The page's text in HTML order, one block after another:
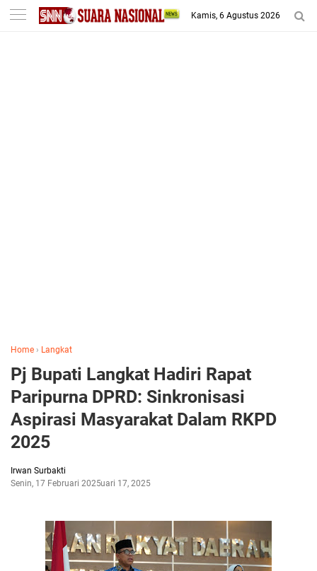
-->
Kamis, 6 Agustus 2026
Home › Langkat
Pj Bupati Langkat Hadiri Rapat
Paripurna DPRD: Sinkronisasi
Aspirasi Masyarakat Dalam RKPD
2025
Irwan Surbakti
Senin, 17 Februari 2025Februari 17, 2025